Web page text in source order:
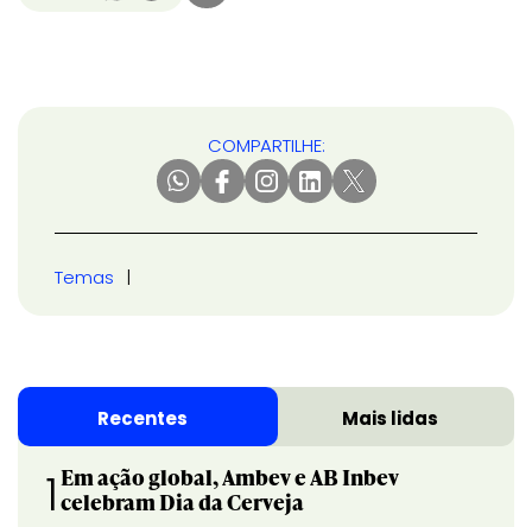
COMPARTILHE:
Temas
Recentes Mais lidas
1 Em ação global, Ambev e AB Inbev
celebram Dia da Cerveja